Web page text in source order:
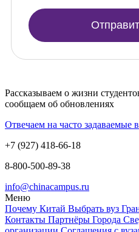
Рассказываем о жизни
сообщаем об обновлениях
Отвечаем на часто задаваемые
+7 (927) 418-66-18
8-800-500-89-38
info@chinacampus.ru
Меню
Почему Китай Выбрать вуз
Контакты Партнёры Города